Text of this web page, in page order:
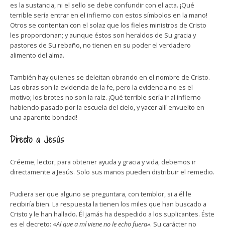
es la sustancia, ni el sello se debe confundir con el acta. ¡Qué
terrible sería entrar en el infierno con estos símbolos en la mano!
Otros se contentan con el solaz que los fieles ministros de Cristo
les proporcionan; y aunque éstos son heraldos de Su gracia y
pastores de Su rebaño, no tienen en su poder el verdadero
alimento del alma.
También hay quienes se deleitan obrando en el nombre de Cristo.
Las obras son la evidencia de la fe, pero la evidencia no es el
motivo; los brotes no son la raíz. ¡Qué terrible sería ir al infierno
habiendo pasado por la escuela del cielo, y yacer allí envuelto en
una aparente bondad!
Directo a Jesús
Créeme, lector, para obtener ayuda y gracia y vida, debemos ir
directamente a Jesús. Solo sus manos pueden distribuir el remedio.
Pudiera ser que alguno se preguntara, con temblor, si a él le
recibiría bien. La respuesta la tienen los miles que han buscado a
Cristo y le han hallado. Él jamás ha despedido a los suplicantes. Éste
es el decreto: «Al que a mí viene no le echo fuera». Su carácter no